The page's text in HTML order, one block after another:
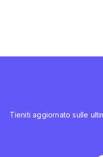
Tieniti aggiornato sulle